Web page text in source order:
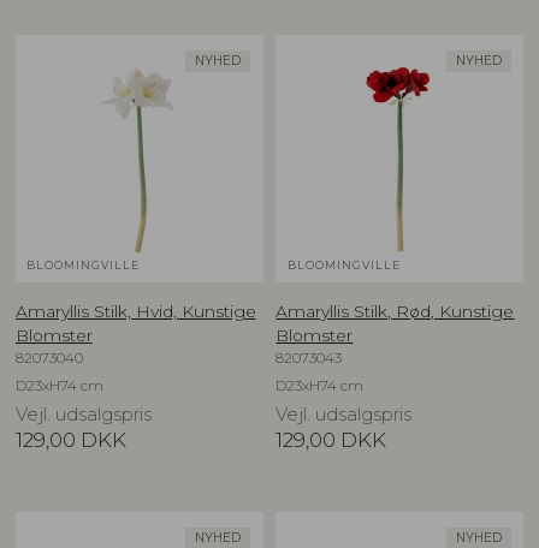
NYHED
BLOOMINGVILLE
Amaryllis Stilk, Hvid, Kunstige
Blomster
82073040
D23xH74 cm
Vejl. udsalgspris
129,00 DKK
NYHED
BLOOMINGVILLE
Amaryllis Stilk, Rød, Kunstige
Blomster
82073043
D23xH74 cm
Vejl. udsalgspris
129,00 DKK
NYHED NYHED